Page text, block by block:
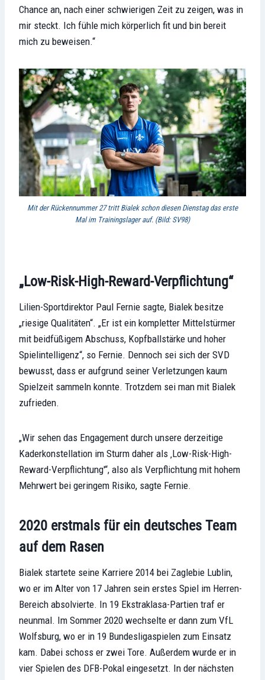
Chance an, nach einer schwierigen Zeit zu zeigen, was in
mir steckt. Ich fühle mich körperlich fit und bin bereit
mich zu beweisen.“
Mit der Rückennummer 27 tritt Bialek schon diesen Dienstag das erste
Mal im Trainingslager auf. (Bild: SV98)
„Low-Risk-High-Reward-Verpflichtung“
Lilien-Sportdirektor Paul Fernie sagte, Bialek besitze
„riesige Qualitäten“. „Er ist ein kompletter Mittelstürmer
mit beidfüßigem Abschuss, Kopfballstärke und hoher
Spielintelligenz“, so Fernie. Dennoch sei sich der SVD
bewusst, dass er aufgrund seiner Verletzungen kaum
Spielzeit sammeln konnte. Trotzdem sei man mit Bialek
zufrieden.
„Wir sehen das Engagement durch unsere derzeitige
Kaderkonstellation im Sturm daher als ‚Low-Risk-High-
Reward-Verpflichtung'“, also als Verpflichtung mit hohem
Mehrwert bei geringem Risiko, sagte Fernie.
2020 erstmals für ein deutsches Team
auf dem Rasen
Bialek startete seine Karriere 2014 bei Zaglebie Lublin,
wo er im Alter von 17 Jahren sein erstes Spiel im Herren-
Bereich absolvierte. In 19 Ekstraklasa-Partien traf er
neunmal. Im Sommer 2020 wechselte er dann zum VfL
Wolfsburg, wo er in 19 Bundesligaspielen zum Einsatz
kam. Dabei schoss er zwei Tore. Außerdem wurde er in
vier Spielen des DFB-Pokal eingesetzt. In der nächsten